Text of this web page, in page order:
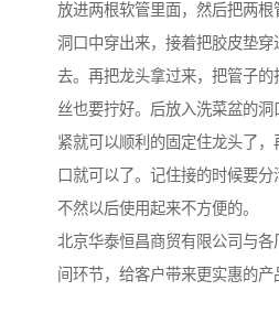
放进两根软管里面，然后把两
洞口中穿出来，接着把胶皮垫
去。再把龙头拿过来，把管子的
丝也要拧好。后放入洗菜盆的
紧就可以顺利的固定住龙头了
口就可以了。记住接的时候要分
不然以后使用起来不方便的。
北京华泰恒昌商贸有限公司与
间环节，给客户带来更实惠的产